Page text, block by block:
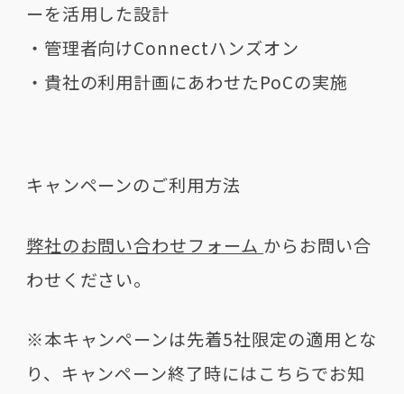
ーを活用した設計
・管理者向けConnectハンズオン
・貴社の利用計画にあわせたPoCの実施
キャンペーンのご利用方法
弊社のお問い合わせフォーム からお問い合
わせください。
※本キャンペーンは先着5社限定の適用とな
り、キャンペーン終了時にはこちらでお知